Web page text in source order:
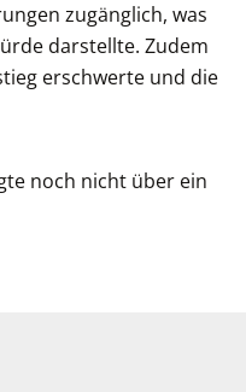
zugänglich, was
darstellte. Zudem
erschwerte und die
noch nicht über ein